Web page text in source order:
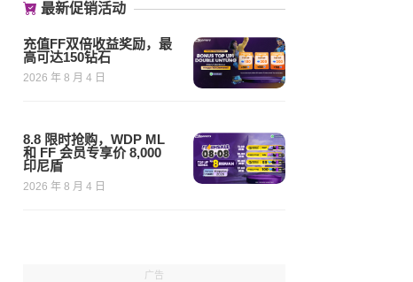
最新促销活动
充值FF双倍收益奖励，最
高可达150钻石
2026 年 8 月 4 日
8.8 限时抢购，WDP ML
和 FF 会员专享价 8,000
印尼盾
2026 年 8 月 4 日
广告